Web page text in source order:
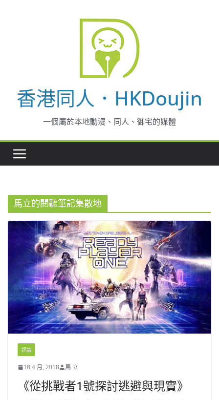
香港同人．HKDoujin
一個屬於本地動漫、同人、御宅的媒體
馬立的閱聽筆記集散地
評論
18 4 月, 2018 馬 立
《從挑戰者1號探討逃避與現實》